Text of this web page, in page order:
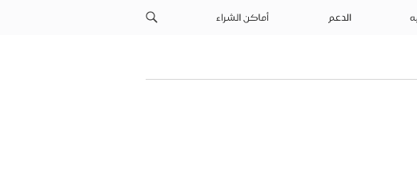
الدعم أماكن الشراء